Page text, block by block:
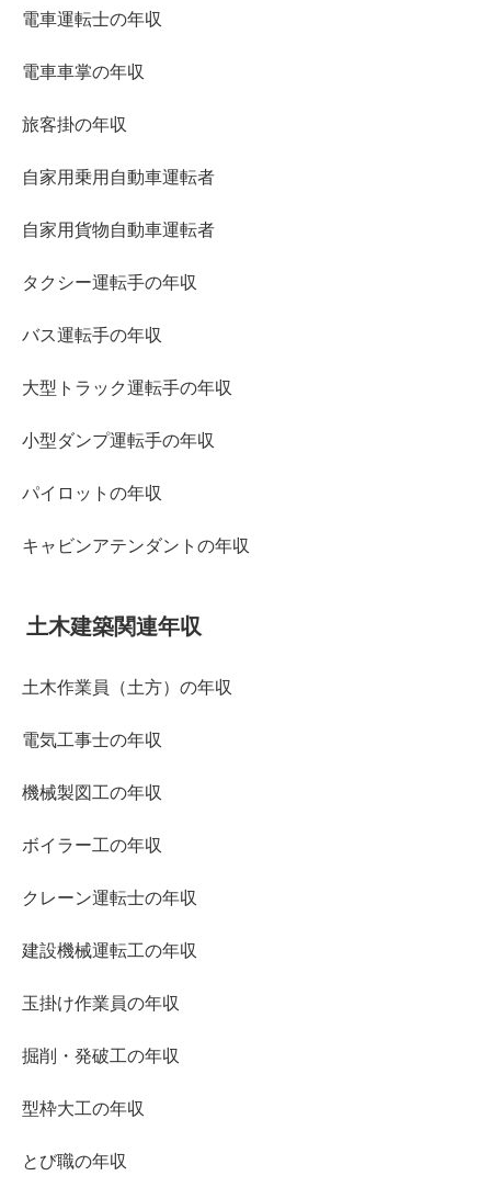
電車運転士の年収
電車車掌の年収
旅客掛の年収
自家用乗用自動車運転者
自家用貨物自動車運転者
タクシー運転手の年収
バス運転手の年収
大型トラック運転手の年収
小型ダンプ運転手の年収
パイロットの年収
キャビンアテンダントの年収
土木建築関連年収
土木作業員（土方）の年収
電気工事士の年収
機械製図工の年収
ボイラー工の年収
クレーン運転士の年収
建設機械運転工の年収
玉掛け作業員の年収
掘削・発破工の年収
型枠大工の年収
とび職の年収